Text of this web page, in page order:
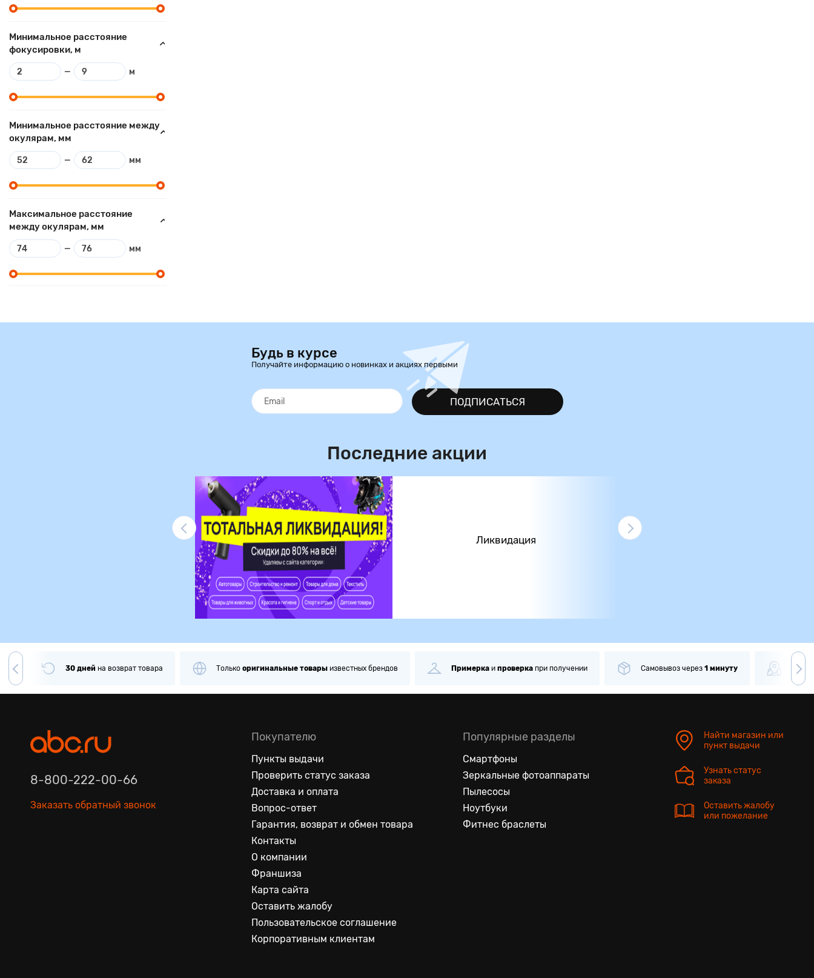
Минимальное расстояние
фокусировки, м
— м
Минимальное расстояние между
окулярам, мм
— мм
Максимальное расстояние
между окулярам, мм
— мм
Будь в курсе
Получайте информацию о новинках и акциях первыми
ПОДПИСАТЬСЯ
Последние акции
Ликвидация
30 дней на возврат товара Только оригинальные товары известных брендов Примерка и проверка при получении Самовывоз через 1 минуту Более
8-800-222-00-66
Заказать обратный звонок
Покупателю
Пункты выдачи
Проверить статус заказа
Доставка и оплата
Вопрос-ответ
Гарантия, возврат и обмен товара
Контакты
О компании
Франшиза
Карта сайта
Оставить жалобу
Пользовательское соглашение
Корпоративным клиентам
Популярные разделы
Смартфоны
Зеркальные фотоаппараты
Пылесосы
Ноутбуки
Фитнес браслеты
Найти магазин или
пункт выдачи
Узнать статус
заказа
Оставить жалобу
или пожелание